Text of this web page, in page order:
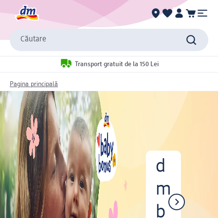
Căutare
Transport gratuit de la 150 Lei
Pagina principală
d
m
b